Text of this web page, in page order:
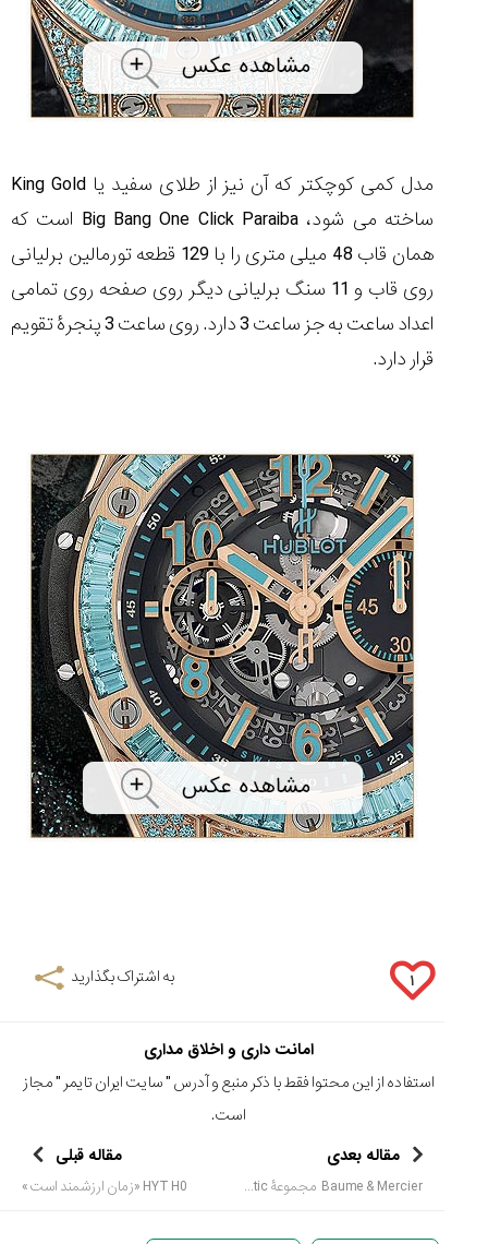
مدل کمی کوچکتر که آن نیز از طلای سفید یا King Gold
ساخته می شود، Big Bang One Click Paraiba است که
همان قاب 48 میلی متری را با 129 قطعه تورمالین برلیانی
روی قاب و 11 سنگ برلیانی دیگر روی صفحه روی تمامی
اعداد ساعت به جز ساعت 3 دارد. روی ساعت 3 پنجرۀ تقویم
قرار دارد.
۱ به اشتراک بگذارید
امانت داری و اخلاق مداری
استفاده از این محتوا فقط با ذکر منبع و آدرس "سایت ایران تایمر " مجاز
است.
مقاله بعدی
Baume & Mercier مجموعۀ Clifton Baumatic
مقاله قبلی
HYT H0 «زمان ارزشمند است»